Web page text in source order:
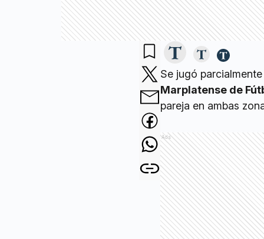
Se jugó
Marplatense de
pareja en ambas
Ads